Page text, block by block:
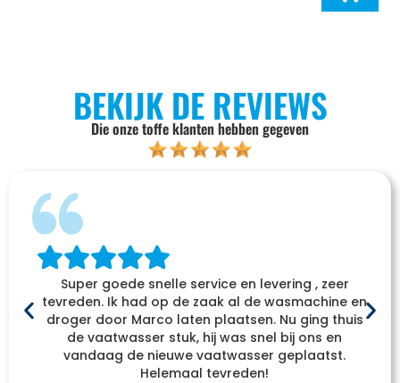
BEKIJK DE REVIEWS
Die onze toffe klanten hebben gegeven
Super goede snelle service en levering , zeer
tevreden. Ik had op de zaak al de wasmachine en
droger door Marco laten plaatsen. Nu ging thuis
de vaatwasser stuk, hij was snel bij ons en
vandaag de nieuwe vaatwasser geplaatst.
Helemaal tevreden!